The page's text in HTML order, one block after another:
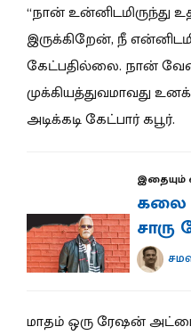
“நான்
இருக்கிறேன், நீ
கேட்பதில்லை. நான்
முக்கியத்துவமாவது
அடிக்கடி கேட்பார் கபூர்.
இதையும்
கலை
சாரு
மாதம் ஒரு ரேஷன்